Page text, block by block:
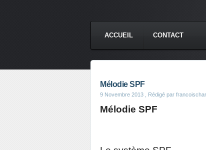
ACCUEIL CONTACT
Mélodie SPF
9 Novembre 2013 , Rédigé par
Mélodie SPF